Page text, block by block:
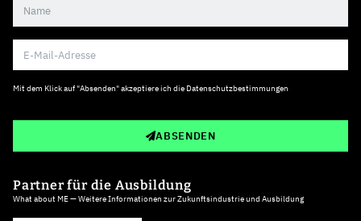
Mit dem Klick auf "Absenden" akzeptiere ich die Datenschutzbestimmungen
ABSENDEN
Partner für die Ausbildung
What about ME — Weitere Informationen zur Zukunftsindustrie und Ausbildung